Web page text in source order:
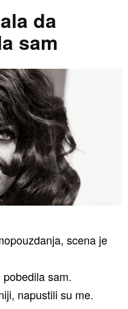
da
sam
scena je
sam.
napustili su me.